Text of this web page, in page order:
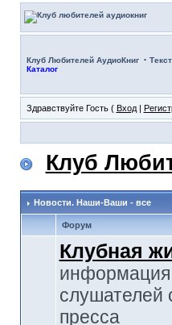
Клуб Любителей АудиоКниг·
Каталог
Здравствуйте Гость ( Вход|
Клуб
Новости. Наши-Ваши - все
Форум
Клубная
информация
слушателей
пресса